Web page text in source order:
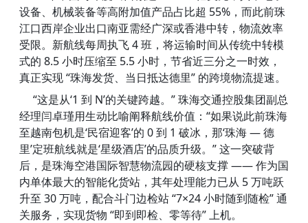
设备、机械装备等高附加值产品占比超 55%，而此前珠
江口西岸企业出口南亚需经广深或香港中转，物流效率
受限。新航线每周执飞 4 班，将运输时间从传统中转模
式的 8.5 小时压缩至 5.5 小时，节省近三分之一时效，
真正实现 “珠海发货、当日抵达德里” 的跨境物流提速。
“这是从‘1 到 N’的关键跨越。” 珠海交通控股集团副总
经理闫卓瑾用生动比喻阐释航线价值：“如果说此前珠海
至越南包机是‘民宿迎客’的 0 到 1 破冰，那‘珠海 — 德
里’定班航线就是‘星级酒店’的品质升级。” 这一突破背
后，是珠海空港国际智慧物流园的硬核支撑 —— 作为国
内单体最大的智能化货站，其年处理能力已从 5 万吨跃
升至 30 万吨，配合斗门边检站 “7×24 小时随到随检” 通
关服务，实现货物 “即到即检、零等待” 上机。